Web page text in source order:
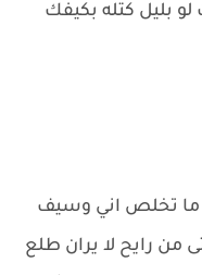
بليل كتله بكيفك
ما تخلص اني وسيف
من رايح لا يران طلع